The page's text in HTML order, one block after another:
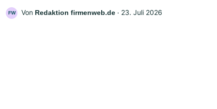
FW Von Redaktion firmenweb.de ‧ 23. Juli 2026